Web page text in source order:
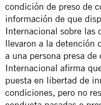
condición de preso de
información de que
Internacional sobre las
llevaron a la detención
a una persona presa
Internacional afirma
puesta en libertad de
condiciones, pero no